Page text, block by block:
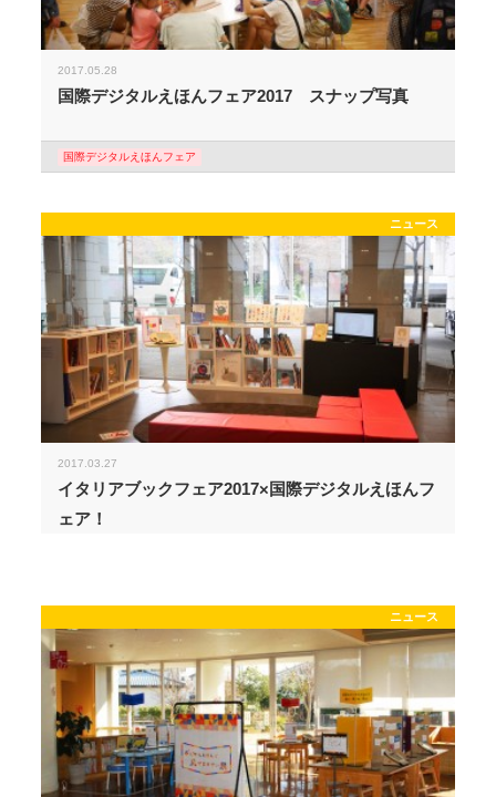
2017.05.28
国際デジタルえほんフェア2017 スナップ写真
国際デジタルえほんフェア
ニュース
2017.03.27
イタリアブックフェア2017×国際デジタルえほんフ
ェア！
ニュース